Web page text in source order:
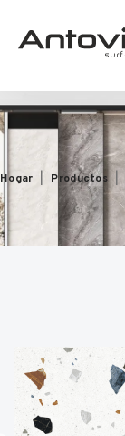
Hogar Productos